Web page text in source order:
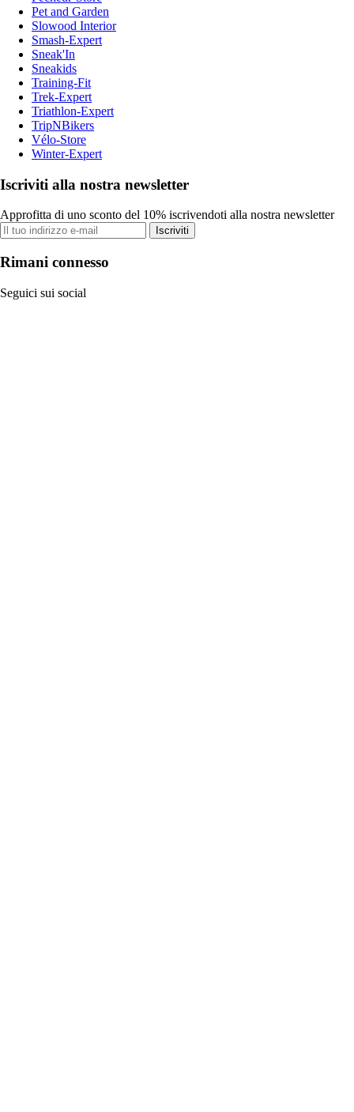
Pet and Garden
Slowood Interior
Smash-Expert
Sneak'In
Sneakids
Training-Fit
Trek-Expert
Triathlon-Expert
TripNBikers
Vélo-Store
Winter-Expert
Iscriviti alla nostra newsletter
Approfitta di uno sconto del 10% iscrivendoti alla nostra newsletter
Iscriviti
Rimani connesso
Seguici sui social